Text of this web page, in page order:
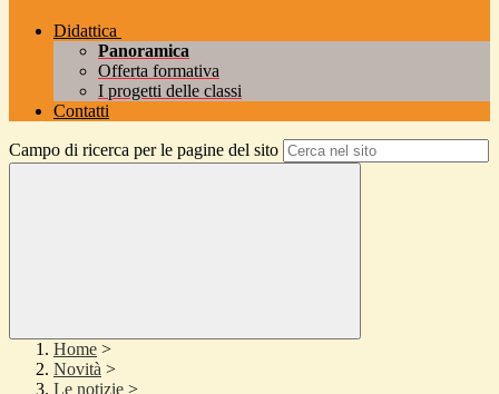
Didattica
Panoramica
Offerta formativa
I progetti delle classi
Contatti
Campo di ricerca per le pagine del sito
Home >
Novità >
Le notizie >